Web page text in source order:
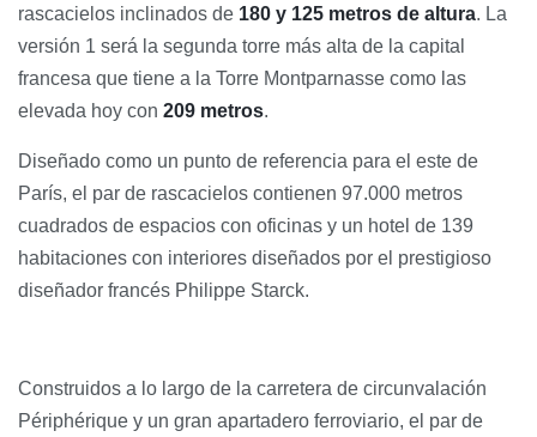
rascacielos inclinados de 180 y 125 metros de altura. La
versión 1 será la segunda torre más alta de la capital
francesa que tiene a la Torre Montparnasse como las
elevada hoy con 209 metros.
Diseñado como un punto de referencia para el este de
París, el par de rascacielos contienen 97.000 metros
cuadrados de espacios con oficinas y un hotel de 139
habitaciones con interiores diseñados por el prestigioso
diseñador francés Philippe Starck.
Construidos a lo largo de la carretera de circunvalación
Périphérique y un gran apartadero ferroviario, el par de